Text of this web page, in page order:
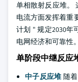
单相散射反应堆。
电流方面发挥着重
计划 " 规定2030年
电网经济和可靠性。
单阶段中继反应
中子反应堆 随